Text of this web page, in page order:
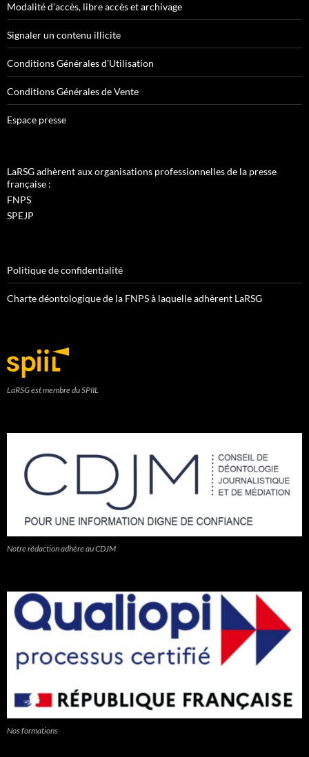
Modalité d’accès, libre accès et archivage
Signaler un contenu illicite
Conditions Générales d’Utilisation
Conditions Générales de Vente
Espace presse
LaRSG adhèrent aux organisations professionnelles de la presse
française :
FNPS
SPEJP
Politique de confidentialité
Charte déontologique de la FNPS à laquelle adhèrent LaRSG
LaRSG est membre du SPIIL
Notre rédaction adhère au CDJM
Nos formations